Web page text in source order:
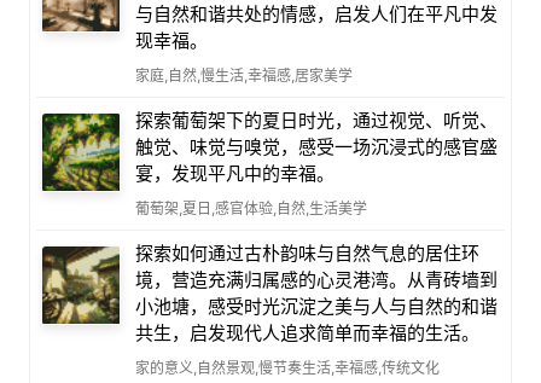
与自然和谐共处的情感，启发人们在平凡中发
现幸福。
家庭,自然,慢生活,幸福感,居家美学
探索葡萄架下的夏日时光，通过视觉、听觉、
触觉、味觉与嗅觉，感受一场沉浸式的感官盛
宴，发现平凡中的幸福。
葡萄架,夏日,感官体验,自然,生活美学
探索如何通过古朴韵味与自然气息的居住环
境，营造充满归属感的心灵港湾。从青砖墙到
小池塘，感受时光沉淀之美与人与自然的和谐
共生，启发现代人追求简单而幸福的生活。
家的意义,自然景观,慢节奏生活,幸福感,传统文化